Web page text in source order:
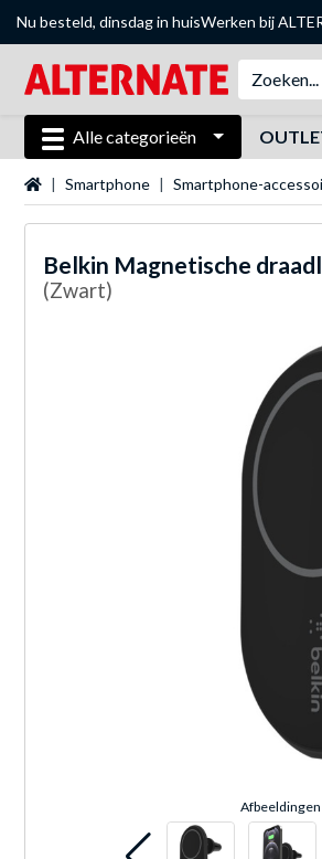
Nu besteld, dinsdag in huisWerken bij
Alle categorieën
StartpaginaSmartphone Smartphone-
Belkin Magnetische
(Zwart)